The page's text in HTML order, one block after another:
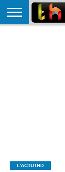
L'ACTUTHD